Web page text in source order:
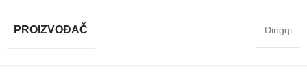
PROIZVOĐAČ Dingqi